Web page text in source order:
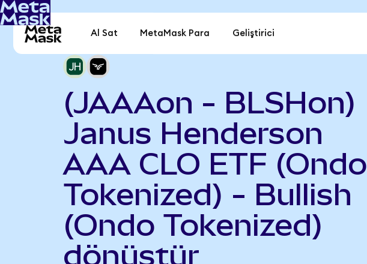
Al Sat MetaMask Para Geliştirici
(JAAAon - BLSHon)
Janus Henderson
AAA CLO ETF (Ondo
Tokenized) - Bullish
(Ondo Tokenized)
dönüştür